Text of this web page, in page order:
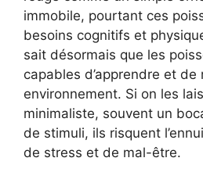
immobile, pourtant ces
besoins cognitifs et
sait désormais que les
capables d’apprendre et de
environnement. Si on les
minimaliste, souvent un
de stimuli, ils risquent
de stress et de mal-être.